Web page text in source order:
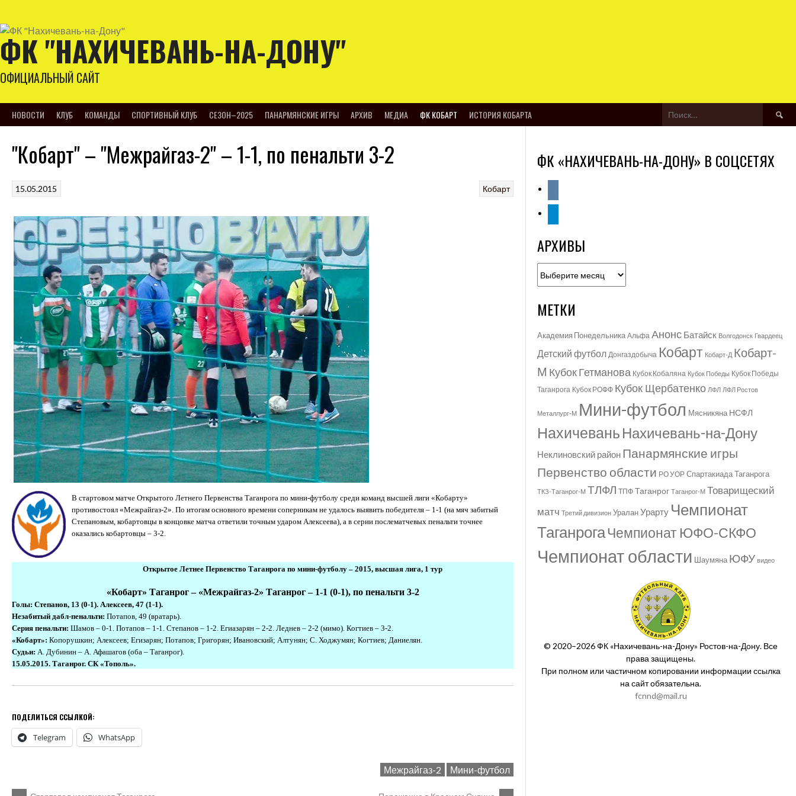
content
ФК "НАХИЧЕВАНЬ-НА-ДОНУ"
ОФИЦИАЛЬНЫЙ САЙТ
НОВОСТИ КЛУБ КОМАНДЫ СПОРТИВНЫЙ КЛУБ СЕЗОН–2025 ПАНАРМЯНСКИЕ ИГРЫ АРХИВ МЕДИА ФК КОБАРТ ИСТОРИЯ КОБАРТА Найти:
"Кобарт" – "Межрайгаз-2" – 1-1, по пенальти 3-2
Кобарт
15.05.2015
В стартовом матче Открытого Летнего Первенства Таганрога по мини-футболу среди команд высшей лиги «Кобарту»
противостоял «Межрайгаз-2». По итогам основного времени соперникам не удалось выявить победителя – 1-1 (на мяч забитый
Степановым, кобартовцы в концовке матча ответили точным ударом Алексеева), а в серии послематчевых пенальти точнее
оказались кобартовцы – 3-2.
Открытое Летнее Первенство Таганрога по мини-футболу – 2015, высшая лига, 1 тур
«Кобарт» Таганрог – «Межрайгаз-2» Таганрог – 1-1 (0-1), по пенальти 3-2
Голы: Степанов, 13 (0-1). Алексеев, 47 (1-1).
Незабитый дабл-пенальти: Потапов, 49 (вратарь).
Серия пенальти: Шамов – 0-1. Потапов – 1-1. Степанов – 1-2. Егиазарян – 2-2. Леднев – 2-2 (мимо). Когтиев – 3-2.
«Кобарт»: Копорушкин; Алексеев; Егизарян; Потапов; Григорян; Ивановский; Алтунян; С. Ходжумян; Когтиев; Даниелян.
Судьи: А. Дубинин – А. Афашагов (оба – Таганрог).
15.05.2015. Таганрог. СК «Тополь».
ПОДЕЛИТЬСЯ ССЫЛКОЙ:
Telegram WhatsApp
Межрайгаз-2 Мини-футбол
ФК «НАХИЧЕВАНЬ-НА-ДОНУ» В СОЦСЕТЯХ
АРХИВЫ
МЕТКИ
Академия Понедельника Альфа Анонс Батайск Волгодонск Гвардеец
Детский футбол Донгаздобыча Кобарт Кобарт-Д Кобарт-
М Кубок Гетманова Кубок Кобаляна Кубок Победы Кубок Победы
Таганрога Кубок РОФФ Кубок Щербатенко ЛФЛ ЛФЛ Ростов
Металлург-М Мини-футбол Мясникяна НСФЛ
Нахичевань Нахичевань-на-Дону
Неклиновский район Панармянские игры
Первенство области РО УОР Спартакиада Таганрога
ТКЗ-Таганрог-М ТЛФЛ ТПФ Таганрог Таганрог-М Товарищеский
матч Третий дивизион УраланУрарту Чемпионат
ТаганрогаЧемпионат ЮФО-СКФО
Чемпионат области Шаумяна ЮФУ видео
© 2020–2026 ФК «Нахичевань-на-Дону» Ростов-на-Дону. Все
права защищены.
При полном или частичном копировании информации ссылка
на сайт обязательна.
fcnnd@mail.ru